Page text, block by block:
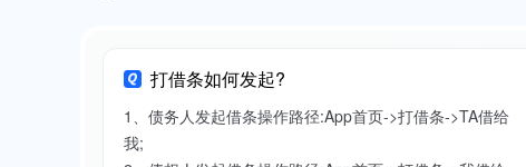
打借条如何发起?
1、债务人发起借条操作路径:App首页->打借条->TA借给
我;